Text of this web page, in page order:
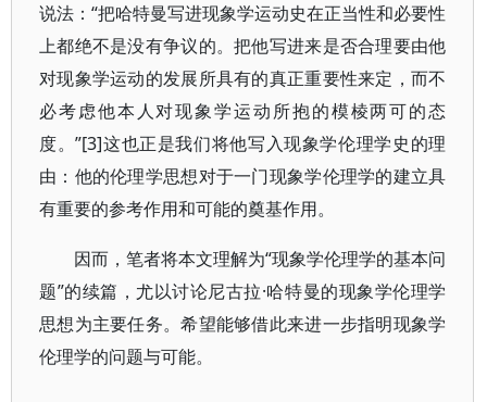
说法：“把哈特曼写进现象学运动史在正当性和必要性
上都绝不是没有争议的。把他写进来是否合理要由他
对现象学运动的发展所具有的真正重要性来定，而不
必考虑他本人对现象学运动所抱的模棱两可的态
度。”[3]这也正是我们将他写入现象学伦理学史的理
由：他的伦理学思想对于一门现象学伦理学的建立具
有重要的参考作用和可能的奠基作用。
因而，笔者将本文理解为“现象学伦理学的基本问
题”的续篇，尤以讨论尼古拉·哈特曼的现象学伦理学
思想为主要任务。希望能够借此来进一步指明现象学
伦理学的问题与可能。